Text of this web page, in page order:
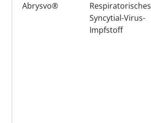
Abrysvo®
Respiratorisches
Syncytial-Virus-
Impfstoff